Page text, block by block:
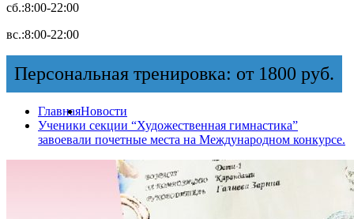
сб.:8:00-22:00
вс.:8:00-22:00
Персональная тренировка: от 1800 руб.
ГлавнаяНовости
Ученики секции “Художественная гимнастика”
завоевали почетные места на Международном конкурсе.